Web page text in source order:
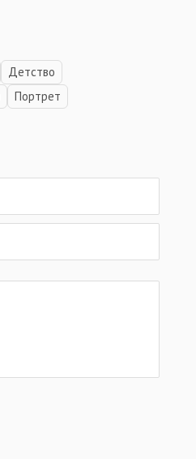
Детство
Портрет